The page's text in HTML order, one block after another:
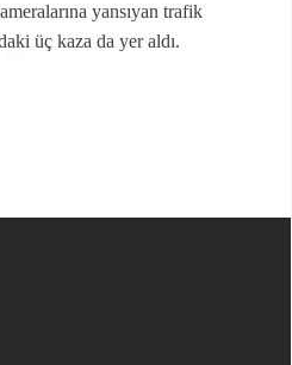
yansıyan trafik
üç kaza da yer aldı.